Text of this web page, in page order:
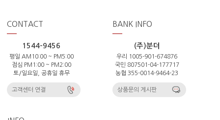
CONTACT
1544-9456
평일 AM10:00 ~ PM5:00
점심 PM1:00 ~ PM2:00
토/일요일, 공휴일 휴무
고객센터 연결
BANK INFO
(주)분더
우리 1005-901-674876
국민 807501-04-177717
농협 355-0014-9464-23
상품문의 게시판